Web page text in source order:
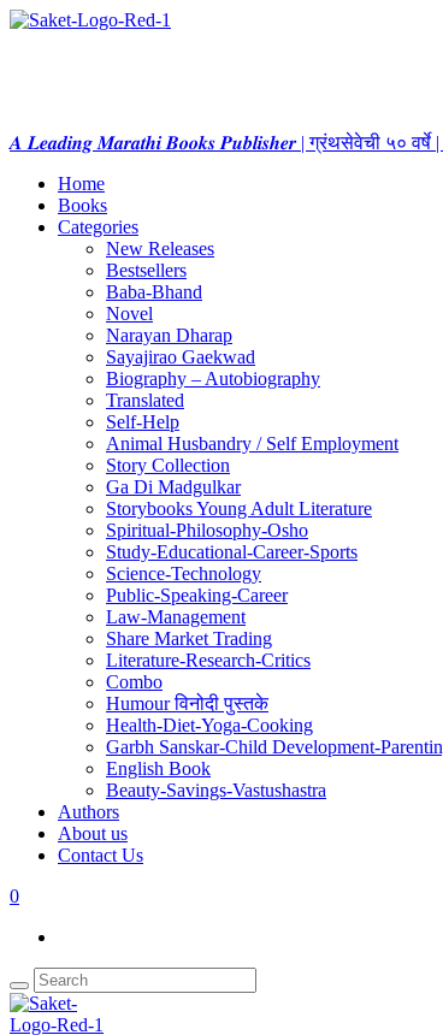
𝑨 𝑳𝒆𝒂𝒅𝒊𝒏𝒈 𝑴𝒂𝒓𝒂𝒕𝒉𝒊 𝑩𝒐𝒐𝒌𝒔 𝑷𝒖𝒃𝒍𝒊𝒔𝒉𝒆𝒓 | ग्रंथसेवेची ५० वर्षे |
Home
Books
Categories
New Releases
Bestsellers
Baba-Bhand
Novel
Narayan Dharap
Sayajirao Gaekwad
Biography – Autobiography
Translated
Self-Help
Animal Husbandry / Self Employment
Story Collection
Ga Di Madgulkar
Storybooks Young Adult Literature
Spiritual-Philosophy-Osho
Study-Educational-Career-Sports
Science-Technology
Public-Speaking-Career
Law-Management
Share Market Trading
Literature-Research-Critics
Combo
Humour विनोदी पुस्तके
Health-Diet-Yoga-Cooking
Garbh Sanskar-Child Development-
English Book
Beauty-Savings-Vastushastra
Authors
About us
Contact Us
0